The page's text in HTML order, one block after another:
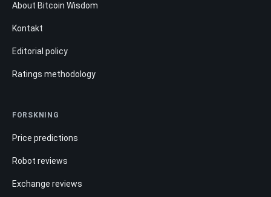
About Bitcoin Wisdom
Kontakt
Editorial policy
Ratings methodology
FORSKNING
Price predictions
Robot reviews
Exchange reviews